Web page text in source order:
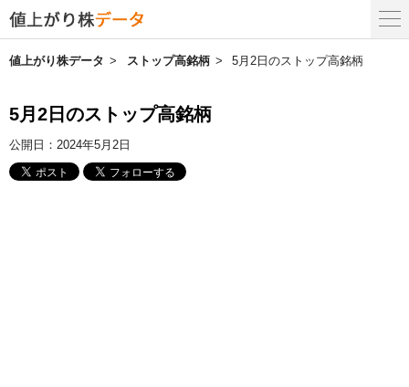
値上がり株データ ストップ高銘柄 5月2日のストップ高銘柄
5月2日のストップ高銘柄
公開日： 2024年5月2日